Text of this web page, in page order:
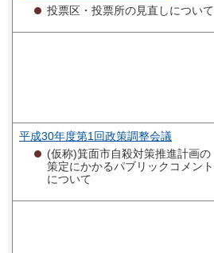
投票区・投票所の見直しについて
平成30年度第1回政策調整会議
(仮称)箕面市自殺対策推進計画の
策定にかかるパブリックコメント
について